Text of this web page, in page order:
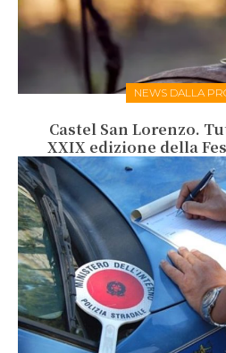
NEWS DALLA
Castel San Lorenzo.
XXIX edizione della